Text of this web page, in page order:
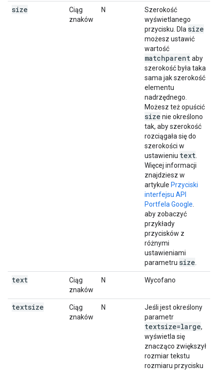
size
Ciąg
znaków
N
Szerokość
wyświetlanego
przycisku. Dla size
możesz ustawić
wartość
matchparentaby
szerokość była taka
sama jak szerokość
elementu
nadrzędnego.
Możesz też opuścić
size nie określono
tak, aby szerokość
rozciągała się do
szerokości w
ustawieniu text
Więcej informacji
znajdziesz w
artykule Przyciski
interfejsu API
Portfela Google
aby zobaczyć
przykłady
przycisków z
różnymi
ustawieniami
parametru size
text
Ciąg
znaków
N Wycofano
textsize
Ciąg
znaków
N
Jeśli jest określony
parametr
textsize=large,
wyświetla się
znacząco zwiększył
rozmiar tekstu
rozmiaru przycisku